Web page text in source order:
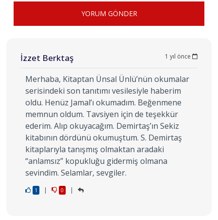
YORUM GÖNDER
İzzet Berktaş 1 yıl önce
Merhaba, Kitaptan Ünsal Ünlü’nün okumalar
serisindeki son tanıtımı vesilesiyle haberim
oldu. Henüz Jamal’ı okumadım. Beğenmene
memnun oldum. Tavsiyen için de teşekkür
ederim. Alıp okuyacağım. Demirtaş’ın Sekiz
kitabının dördünü okumuştum. S. Demirtaş
kitaplarıyla tanışmış olmaktan aradaki
“anlamsız” kopukluğu gidermiş olmana
sevindim. Selamlar, sevgiler.
1 | 0 |